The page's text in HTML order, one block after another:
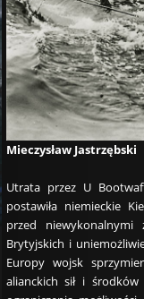
Mieczysław Jastrzębski
Utrata przez U
postawiła niemieckie
przed niewykonalnymi
Brytyjskich i
Europy wojsk
alianckich sił i